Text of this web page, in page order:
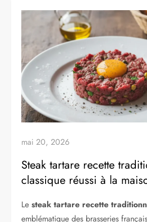
mai 20, 2026
Steak tartare recette
classique réussi à la
Lesteak tartare recette
emblématique des brasseries